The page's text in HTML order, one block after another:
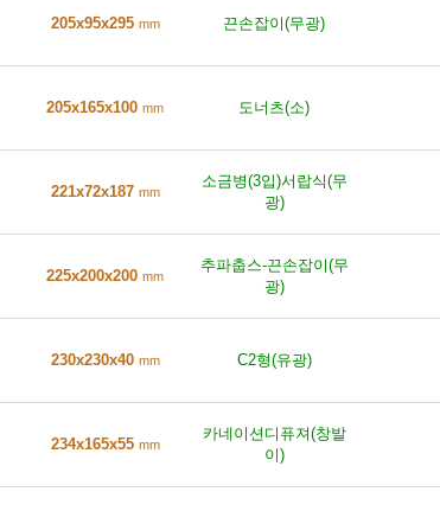
205x95x295 mm 끈손잡이(무광)
205x165x100 mm 도너츠(소)
221x72x187 mm
소금병(3입)서랍식(무
광)
225x200x200 mm
추파춥스-끈손잡이(무
광)
230x230x40 mm C2형(유광)
234x165x55 mm
카네이션디퓨져(창발
이)